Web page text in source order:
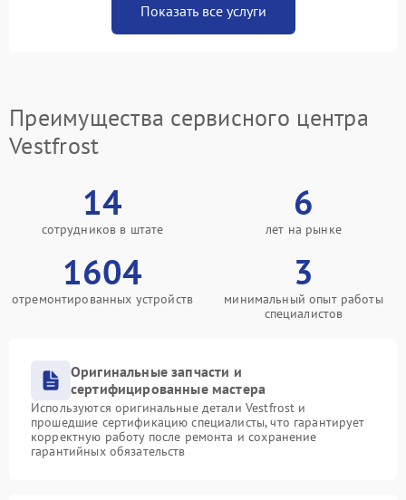
Показать все услуги
Преимущества сервисного центра
Vestfrost
14
сотрудников в штате
6
лет на рынке
1604
отремонтированных устройств
3
минимальный опыт работы
специалистов
Оригинальные запчасти и
сертифицированные мастера
Используются оригинальные детали Vestfrost и
прошедшие сертификацию специалисты, что гарантирует
корректную работу после ремонта и сохранение
гарантийных обязательств